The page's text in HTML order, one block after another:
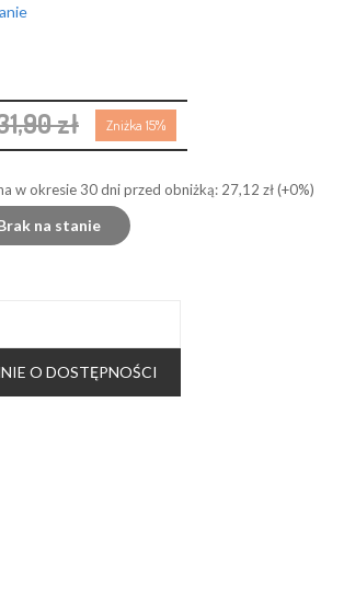
zł Zniżka 15%
w okresie 30 dni przed obniżką: 27,12 zł(+0%)
na stanie
O DOSTĘPNOŚCI